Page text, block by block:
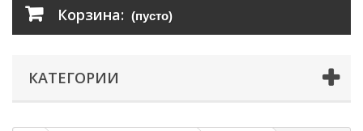
Корзина: (пусто)
КАТЕГОРИИ